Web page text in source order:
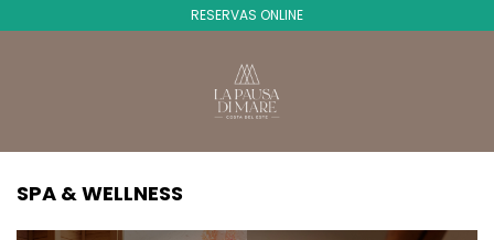
RESERVAS ONLINE
SPA & WELLNESS